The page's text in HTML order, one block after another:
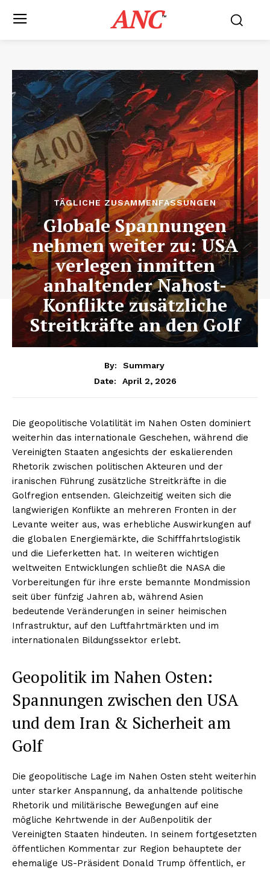
ANC™
TÄGLICHE ZUSAMMENFASSUNGEN
Globale Spannungen
nehmen weiter zu: USA
verlegen inmitten
anhaltender Nahost-
Konflikte zusätzliche
Streitkräfte an den Golf
By:
Summary
Date:
April 2, 2026
Die geopolitische Volatilität im Nahen Osten dominiert
weiterhin das internationale Geschehen, während die
Vereinigten Staaten angesichts der eskalierenden
Rhetorik zwischen politischen Akteuren und der
iranischen Führung zusätzliche Streitkräfte in die
Golfregion entsenden. Gleichzeitig weiten sich die
langwierigen Konflikte an mehreren Fronten in der
Levante weiter aus, was erhebliche Auswirkungen auf
die globalen Energiemärkte, die Schifffahrtslogistik
und die Lieferketten hat. In weiteren wichtigen
weltweiten Entwicklungen schließt die NASA die
Vorbereitungen für ihre erste bemannte Mondmission
seit über fünfzig Jahren ab, während Asien
bedeutende Veränderungen in seiner heimischen
Infrastruktur, auf den Luftfahrtmärkten und im
internationalen Bildungssektor erlebt.
Geopolitik im Nahen Osten:
Spannungen zwischen den USA
und dem Iran & Sicherheit am
Golf
Die geopolitische Lage im Nahen Osten steht weiterhin
unter starker Anspannung, da anhaltende politische
Rhetorik und militärische Bewegungen auf eine
mögliche Kehrtwende in der Außenpolitik der
Vereinigten Staaten hindeuten. In seinem fortgesetzten
öffentlichen Kommentar zur Region behauptete der
ehemalige US-Präsident Donald Trump öffentlich, er